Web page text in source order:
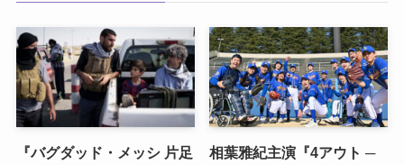
『バグダッド・メッシ 片足
相葉雅紀主演『4アウト ─